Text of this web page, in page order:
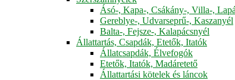
Ásó-, Kapa-, Csákány-, Villa-,
Gereblye-, Udvarseprű-, Kaszanyél
Balta-, Fejsze-, Kalapácsnyél
Állattartás, Csapdák, Etetők, Itatók
Állatcsapdák, Élvefogók
Etetők, Itatók, Madáretető
Állattartási kötelek és láncok